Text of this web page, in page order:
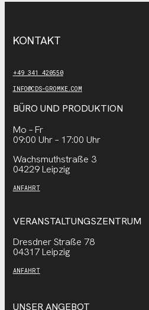
KONTAKT
+49 341 420550
INFO@CDS-GROMKE.COM
BÜRO UND PRODUKTION
Mo – Fr
09:00 Uhr – 17:00 Uhr
Wachsmuthstraße 3
04229 Leipzig
ANFAHRT
VERANSTALTUNGSZENTRUM
Dresdner Straße 78
04317 Leipzig
ANFAHRT
UNSER ANGEBOT